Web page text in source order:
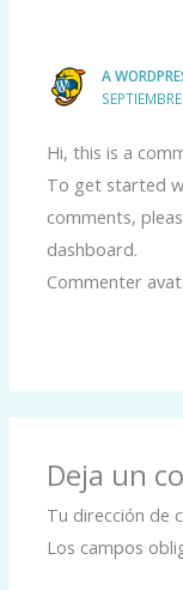
A
Hi, this is a
To get started
comments,
dashboard.
Commenter
Deja un
Tu dirección de
Los campos